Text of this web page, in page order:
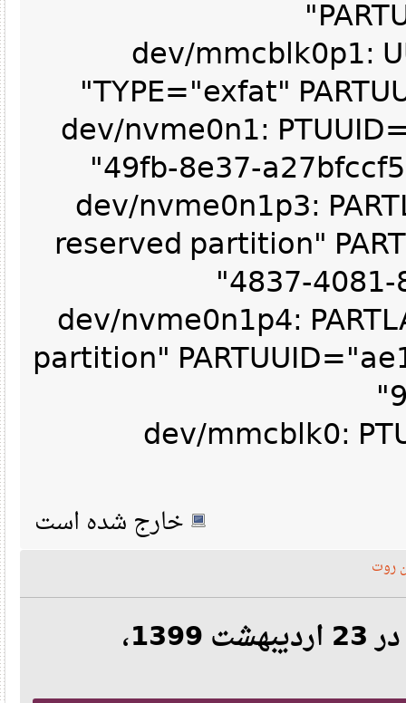
/dev/
TYPE="exfat"
/dev/nvme0n1:
49fb-8e37-
/dev/nvme0n1p3:
reserved partition"
4837-
/dev/nvme0n1p4:
partition"
/dev/mmcblk0:
خارج شده است
نقل‌قول از: sun-pda در 23 اردیبهشت 1399،